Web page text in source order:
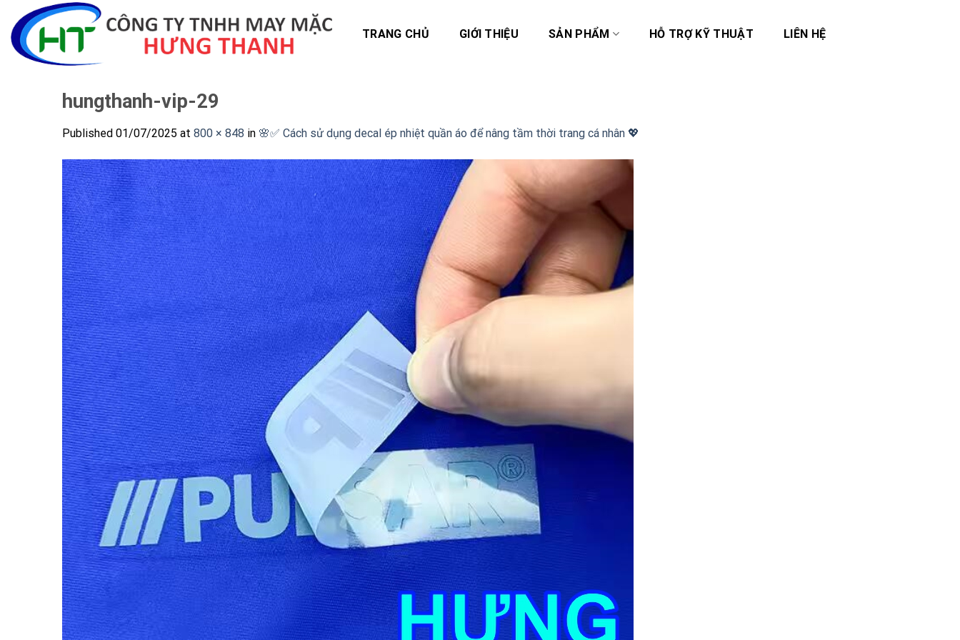
content
TRANG CHỦ GIỚI THIỆU SẢN PHẨM HỖ TRỢ KỸ THUẬT LIÊN HỆ
hungthanh-vip-29
Published 01/07/2025 at 800 × 848 in 🌸✅ Cách sử dụng decal ép nhiệt quần áo để nâng tầm thời trang cá nhân 💖